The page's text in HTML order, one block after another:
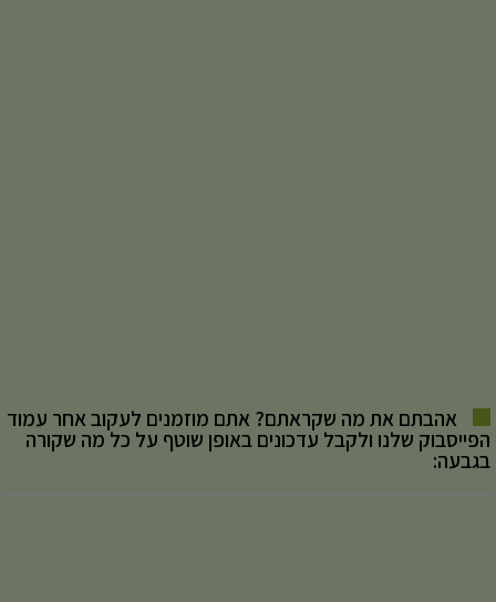
אהבתם את מה שקראתם? אתם מוזמנים לעקוב אחר עמוד
הפייסבוק שלנו ולקבל עדכונים באופן שוטף על כל מה שקורה
בגבעה: